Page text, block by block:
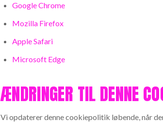
Google Chrome
Mozilla Firefox
Apple Safari
Microsoft Edge
ÆNDRINGER TIL DENNE
Vi opdaterer denne cookiepolitik løbende, når